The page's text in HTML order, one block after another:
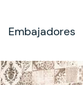
Embajadores